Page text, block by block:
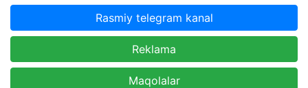
Rasmiy telegram kanal
Reklama
Maqolalar